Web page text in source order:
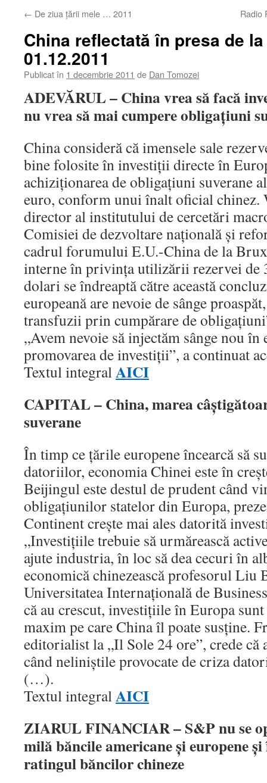
← De ziua ţării mele … 2011 Radio
China reflectată în presa de
01.12.2011
Publicat în 1 decembrie 2011 de Dan Tomozei
ADEVĂRUL – China vrea să facă
nu vrea să mai cumpere obligaţiuni
China consideră că imensele sale
bine folosite în investiţii directe în
achiziţionarea de obligaţiuni suverane
euro, conform unui înalt oficial
director al institutului de cercetări
Comisiei de dezvoltare naţională şi
cadrul forumului E.U.-China de la
interne în privinţa utilizării rezervei de
dolari se îndreaptă către această
europeană are nevoie de sânge
transfuzii prin cumpărare de
„Avem nevoie să injectăm sânge nou
promovarea de investiţii”, a continuat
Textul integralAICI
CAPITAL – China, marea
suverane
În timp ce ţările europene încearcă să
datoriilor, economia Chinei este în
Beijingul este destul de prudent când
obligaţiunilor statelor din Europa,
Continent creşte mai ales datorită
„Investiţiile trebuie să urmărească
ajute industria, în loc să dea cecuri în
economică chinezească profesorul Liu
Universitatea Internaţională de
că au crescut, investiţiile în Europa
maxim pe care China îl poate susţine.
editorialist la „Il Sole 24 ore”, crede
când neliniştile provocate de criza
(…).
Textul integralAICI
ZIARUL FINANCIAR – S&P nu se
milă băncile americane şi europene
ratingul băncilor chineze